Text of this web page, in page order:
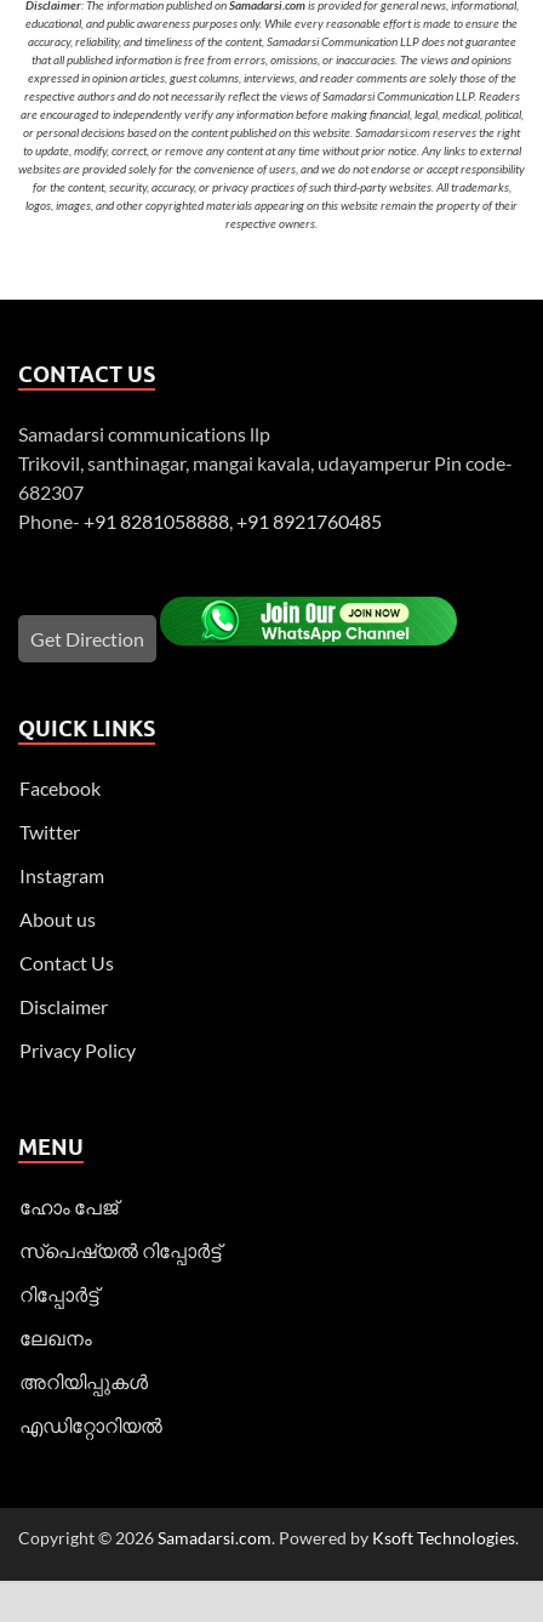
Disclaimer: The information published onSamadarsi.comis provided for general news, informational,
educational, and public awareness purposes only. While every reasonable effort is made to ensure the
accuracy, reliability, and timeliness of the content, Samadarsi Communication LLP does not guarantee
that all published information is free from errors, omissions, or inaccuracies. The views and opinions
expressed in opinion articles, guest columns, interviews, and reader comments are solely those of the
respective authors and do not necessarily reflect the views of Samadarsi Communication LLP. Readers
are encouraged to independently verify any information before making financial, legal, medical, political,
or personal decisions based on the content published on this website. Samadarsi.com reserves the right
to update, modify, correct, or remove any content at any time without prior notice. Any links to external
websites are provided solely for the convenience of users, and we do not endorse or accept responsibility
for the content, security, accuracy, or privacy practices of such third-party websites. All trademarks,
logos, images, and other copyrighted materials appearing on this website remain the property of their
respective owners.
CONTACT US
Samadarsi communications llp
Trikovil, santhinagar, mangai kavala, udayamperur Pin code-
682307
Phone- +91 8281058888,+91 8921760485
Get Direction
QUICK LINKS
Facebook
Twitter
Instagram
About us
Contact Us
Disclaimer
Privacy Policy
MENU
ഹോം പേജ്
സ്പെഷ്യൽ റിപ്പോര്‍ട്ട്
റിപ്പോര്‍ട്ട്
ലേഖനം
അറിയിപ്പുകള്‍
എഡിറ്റോറിയല്‍
Copyright © 2026Samadarsi.com. Powered by Ksoft Technologies.